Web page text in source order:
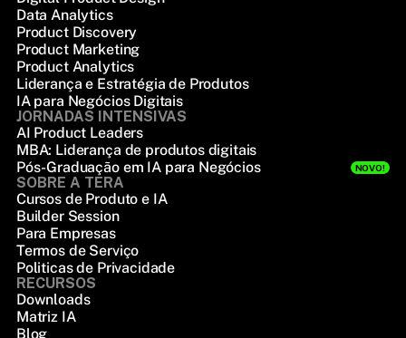
Data Analytics
Product Discovery
Product Marketing
Product Analytics
Liderança e Estratégia de Produtos
IA para Negócios Digitais
JORNADAS INTENSIVAS
AI Product Leaders
MBA: Liderança de produtos digitais
Pós-Graduação em IA para Negócios
NOVO!
SOBRE A TERA
Cursos de Produto e IA
Builder Session
Para Empresas
Termos de Serviço
Politicas de Privacidade
RECURSOS
Downloads
Matriz IA
Blog